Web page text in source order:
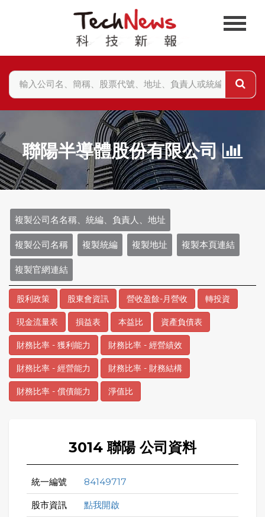
聯陽半導體股份有限公司
複製公司名名稱、統編、負責人、地址
複製公司名稱 複製統編 複製地址 複製本頁連結
複製官網連結
股利政策 股東會資訊 營收盈餘-月營收 轉投資
現金流量表 損益表 本益比 資產負債表
財務比率 - 獲利能力 財務比率 - 經營績效
財務比率 - 經營能力 財務比率 - 財務結構
財務比率 - 償債能力 淨值比
3014 聯陽 公司資料
統一編號 84149717
股市資訊 點我開啟